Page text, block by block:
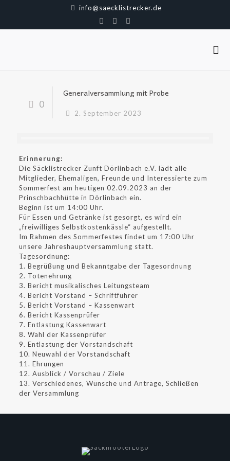
info@saecklistrecker.de
0
Generalversammlung mit Probe
2. September 2023
Erinnerung:
Die Säcklistrecker Zunft Dörlinbach e.V. lädt alle
Mitglieder, Ehemaligen, Freunde und Interessierte zum
Sommerfest am heutigen 02.09.2023 an der
Prinschbachhütte in Dörlinbach ein.
Beginn ist um 14:00 Uhr.
Für Essen und Getränke ist gesorgt, es wird ein
„freiwilliges Selbstkostenkässle“ aufgestellt.
Im Rahmen des Sommerfestes findet um 17:00 Uhr
unsere Jahreshauptversammlung statt.
Tagesordnung:
1. Begrüßung und Bekanntgabe der Tagesordnung
2. Totenehrung
3. Bericht musikalisches Leitungsteam
4. Bericht Vorstand – Schriftführer
5. Bericht Vorstand – Kassenwart
6. Bericht Kassenprüfer
7. Entlastung Kassenwart
8. Wahl der Kassenprüfer
9. Entlastung der Vorstandschaft
10. Neuwahl der Vorstandschaft
11. Ehrungen
12. Ausblick / Vorschau / Ziele
13. Verschiedenes, Wünsche und Anträge, Schließen
der Versammlung